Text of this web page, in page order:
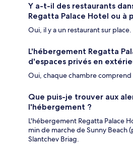
Y a-t-il des restaurants
Regatta Palace Hotel ou à
Oui, il y a un restaurant sur place.
L'hébergement Regatta
d'espaces privés en
Oui, chaque chambre comprend
Que puis-je trouver aux
l'hébergement ?
L'hébergement Regatta Palace
min de marche de Sunny Beach
Slantchev Briag.